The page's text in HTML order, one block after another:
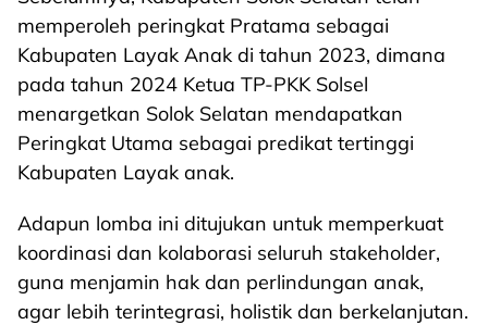
memperoleh peringkat Pratama sebagai
Kabupaten Layak Anak di tahun 2023, dimana
pada tahun 2024 Ketua TP-PKK Solsel
menargetkan Solok Selatan mendapatkan
Peringkat Utama sebagai predikat tertinggi
Kabupaten Layak anak.
Adapun lomba ini ditujukan untuk memperkuat
koordinasi dan kolaborasi seluruh stakeholder,
guna menjamin hak dan perlindungan anak,
agar lebih terintegrasi, holistik dan berkelanjutan.